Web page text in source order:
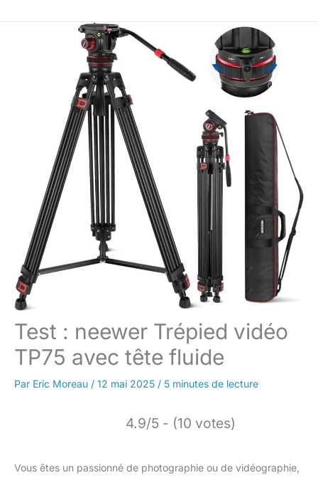
Test : neewer Trépied vidéo
TP75 avec tête fluide
Par Eric Moreau / 12 mai 2025 / 5 minutes de lecture
4.9/5 - (10 votes)
Vous êtes un passionné de photographie ou de vidéographie,